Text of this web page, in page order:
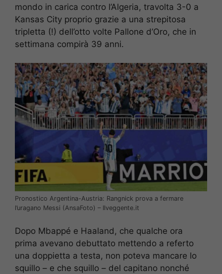
mondo in carica contro l’Algeria, travolta 3-0 a
Kansas City proprio grazie a una strepitosa
tripletta (!) dell’otto volte Pallone d’Oro, che in
settimana compirà 39 anni.
Pronostico Argentina-Austria: Rangnick prova a fermare
l’uragano Messi (AnsaFoto) – Ilveggente.it
Dopo Mbappé e Haaland, che qualche ora
prima avevano debuttato mettendo a referto
una doppietta a testa, non poteva mancare lo
squillo – e che squillo – del capitano nonché